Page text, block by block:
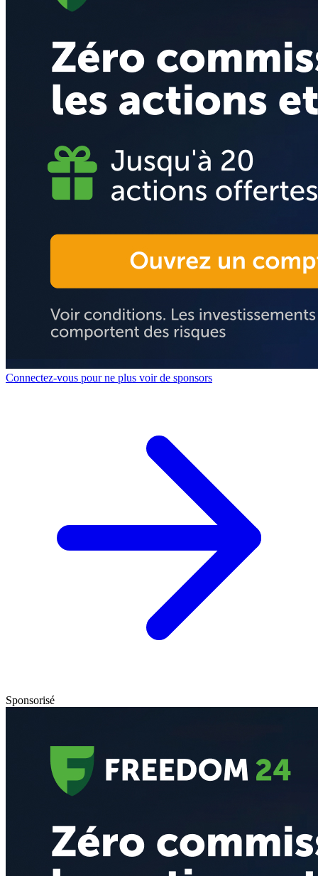
Connectez-vous pour ne plus voir de sponsors
Sponsorisé